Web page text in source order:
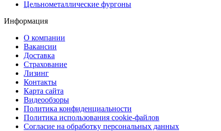
Цельнометаллические фургоны
Информация
О компании
Вакансии
Доставка
Страхование
Лизинг
Контакты
Карта сайта
Видеообзоры
Политика конфиденциальности
Политика использования сookie-файлов
Согласие на обработку персональных данных